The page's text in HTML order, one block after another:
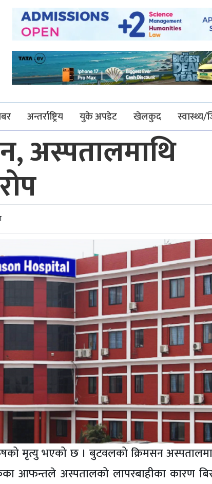
अन्तर्राष्ट्रिय युके अपडेट खेलकुद
अस्पतालमाथि
मृत्यु भएको छ । बुटवलको क्रिमसन
आफन्तले अस्पतालको लापरबाहीका कारण